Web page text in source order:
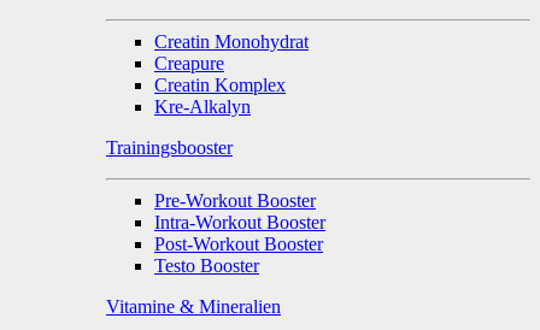
Creatin Monohydrat
Creapure
Creatin Komplex
Kre-Alkalyn
Trainingsbooster
Pre-Workout Booster
Intra-Workout Booster
Post-Workout Booster
Testo Booster
Vitamine & Mineralien